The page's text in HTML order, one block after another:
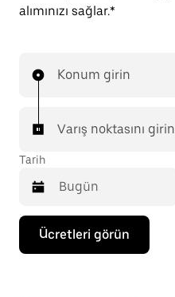
alımınızı sağlar.*
Konum girin
Varış noktasını girin
Tarih
Takvimle
etkileşime
geçmek
Ücretleri görün